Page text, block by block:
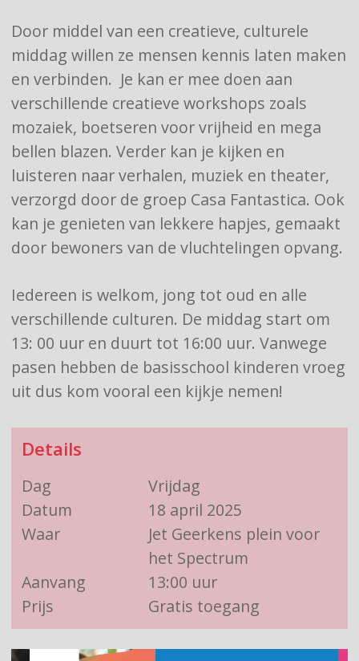
Door middel van een creatieve, culturele
middag willen ze mensen kennis laten maken
en verbinden. Je kan er mee doen aan
verschillende creatieve workshops zoals
mozaiek, boetseren voor vrijheid en mega
bellen blazen. Verder kan je kijken en
luisteren naar verhalen, muziek en theater,
verzorgd door de groep Casa Fantastica. Ook
kan je genieten van lekkere hapjes, gemaakt
door bewoners van de vluchtelingen opvang.
Iedereen is welkom, jong tot oud en alle
verschillende culturen. De middag start om
13: 00 uur en duurt tot 16:00 uur. Vanwege
pasen hebben de basisschool kinderen vroeg
uit dus kom vooral een kijkje nemen!
Details
Dag
Vrijdag
Datum
18 april 2025
Waar
Jet Geerkens plein voor
het Spectrum
Aanvang
13:00 uur
Prijs
Gratis toegang